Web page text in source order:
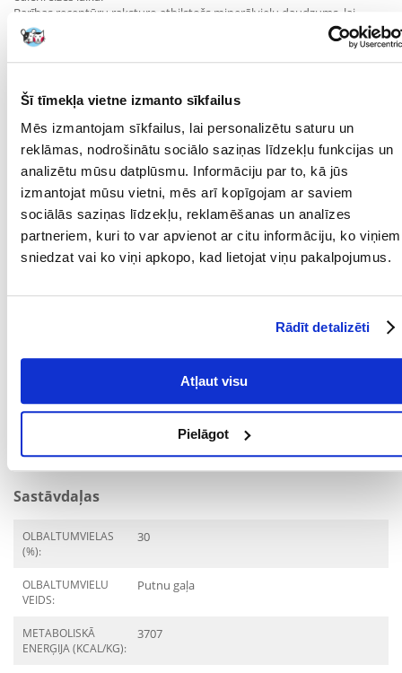
Šī tīmekļa vietne izmanto sīkfailus
Mēs izmantojam sīkfailus, lai personalizētu saturu un
reklāmas, nodrošinātu sociālo saziņas līdzekļu funkcijas un
analizētu mūsu datplūsmu. Informāciju par to, kā jūs
izmantojat mūsu vietni, mēs arī kopīgojam ar saviem
sociālās saziņas līdzekļu, reklamēšanas un analīzes
partneriem, kuri to var apvienot ar citu informāciju, ko viņiem
sniedzat vai ko viņi apkopo, kad lietojat viņu pakalpojumus.
Rādīt detalizēti
Atļaut visu
Pielāgot
Barības receptūru raksturo atbilstošs minerālvielu daudzums, lai
uzturētu kaķa urīnceļu veselību.
ROYAL CANIN® Dental Care ir barība ar pierādītu efektivitāti. Mūsu
pētījumi* liecina, ka šī barība palīdz samazināt zobakmens veidošanos
Visai ROYAL CANIN® barībai tiek veikta detalizēta kvalitātes kontrole,
lai nodrošinātu visaugstāko produkta kvalitāti. ROYAL CANIN® Dental
Care ir pilnvērtīga un sabalansēta barība.
*Royal Canin veiktie pētījumi.
Parametri
IEPAKOJUMA SVARS
(KG):
3.5
PRODUKTU LĪNIJA: Royal Canin Oral Care 30
ĪPAŠAS PRASĪBAS: Mutes dobuma higiēna
VECUMS NO:
12 mēnešu
Sastāvdaļas
OLBALTUMVIELAS
(%):
30
OLBALTUMVIELU
VEIDS:
Putnu gaļa
METABOLISKĀ
ENERĢIJA (KCAL/KG):
3707